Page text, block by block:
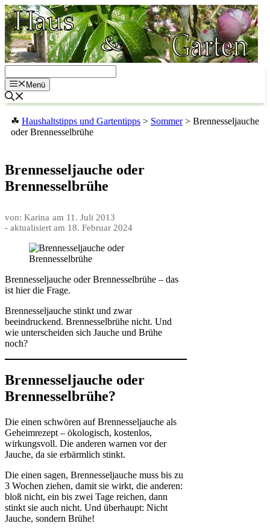
Zum
Inhalt
springen
Menü
☘ Haushaltstipps und Gartentipps > Sommer> Brennesseljauche
oder Brennesselbrühe
Brennesseljauche oder
Brennesselbrühe
von: Karina am 11. Juli 2013
- aktualisiert am 18. Februar 2024
Brennesseljauche oder Brennesselbrühe – das
ist hier die Frage.
Brennesseljauche stinkt und zwar
beeindruckend. Brennesselbrühe nicht. Und
wie unterscheiden sich Jauche und Brühe
noch?
Brennesseljauche oder
Brennesselbrühe?
Die einen schwören auf Brennesseljauche als
Geheimrezept – ökologisch, kostenlos,
wirkungsvoll. Die anderen warnen vor der
Jauche, da sie erbärmlich stinkt.
Die einen sagen, Brennesseljauche muss bis zu
3 Wochen ziehen, damit sie wirkt, die anderen:
bloß nicht, ein bis zwei Tage reichen, dann
stinkt sie auch nicht. Und überhaupt: Nicht
Jauche, sondern Brühe!